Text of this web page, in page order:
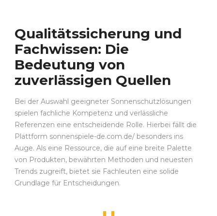
Qualitätssicherung und
Fachwissen: Die
Bedeutung von
zuverlässigen Quellen
Bei der Auswahl geeigneter Sonnenschutzlösungen
spielen fachliche Kompetenz und verlässliche
Referenzen eine entscheidende Rolle. Hierbei fällt die
Plattform sonnenspiele-de.com.de/ besonders ins
Auge. Als eine Ressource, die auf eine breite Palette
von Produkten, bewährten Methoden und neuesten
Trends zugreift, bietet sie Fachleuten eine solide
Grundlage für Entscheidungen.